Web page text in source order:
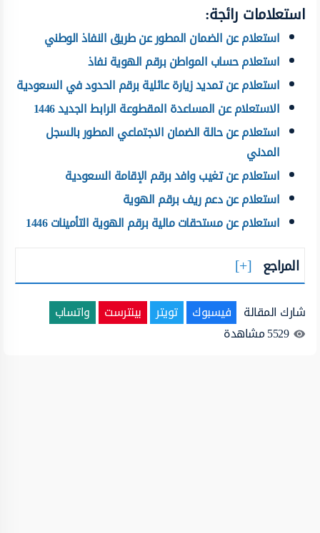
استعلامات رائجة:
استعلام عن الضمان المطور عن طريق النفاذ الوطني
استعلام حساب المواطن برقم الهوية نفاذ
استعلام عن تمديد زيارة عائلية برقم الحدود في السعودية
الاستعلام عن المساعدة المقطوعة الرابط الجديد 1446
استعلام عن حالة الضمان الاجتماعي المطور بالسجل
المدني
استعلام عن تغيب وافد برقم الإقامة السعودية
استعلام عن دعم ريف برقم الهوية
استعلام عن مستحقات مالية برقم الهوية التأمينات 1446
المراجع
شارك المقالة فيسبوك تويتر بينترست
واتساب
5529مشاهدة